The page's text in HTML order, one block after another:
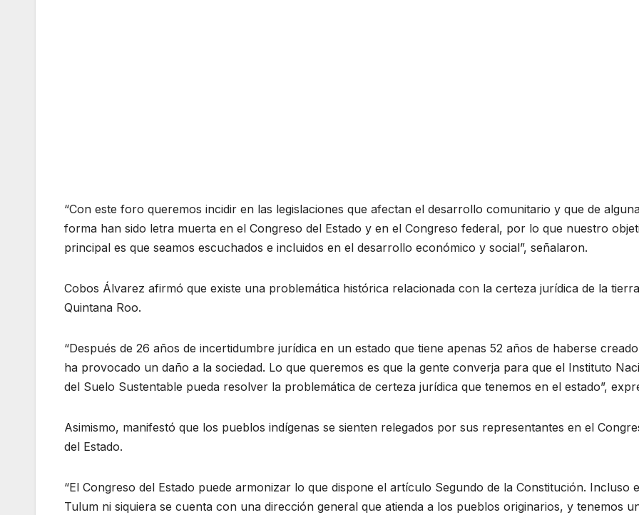
“Con este foro queremos incidir en las legislaciones que afectan el desarrollo comunitario y que de
forma han sido letra muerta en el Congreso del Estado y en el Congreso federal, por lo que nuestro
principal es que seamos escuchados e incluidos en el desarrollo económico y social”, señalaron.
Cobos Álvarez afirmó que existe una problemática histórica relacionada con la certeza jurídica de la
Quintana Roo.
“Después de 26 años de incertidumbre jurídica en un estado que tiene apenas 52 años de haberse
ha provocado un daño a la sociedad. Lo que queremos es que la gente converja para que el Instituto
del Suelo Sustentable pueda resolver la problemática de certeza jurídica que tenemos en el estado”,
Asimismo, manifestó que los pueblos indígenas se sienten relegados por sus representantes en el
del Estado.
“El Congreso del Estado puede armonizar lo que dispone el artículo Segundo de la Constitución. Incluso
Tulum ni siquiera se cuenta con una dirección general que atienda a los pueblos originarios, y tenemos